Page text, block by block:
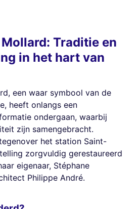
Traditie en
in het hart van
een waar symbool van de
heeft onlangs een
ondergaan, waarbij
zijn samengebracht.
het station Saint-
zorgvuldig gerestaureerd
eigenaar, Stéphane
Philippe André.